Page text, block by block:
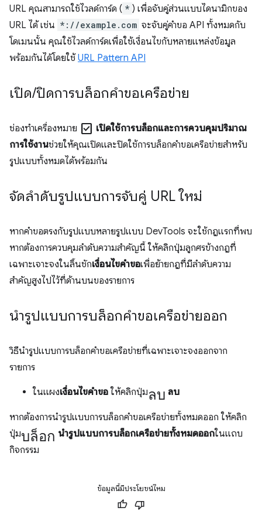
URL คุณสามารถใช้ไวลด์การ์ด ( * ) เพื่อจับคู่ส่วนแบบไดนามิกของ
URL ได้ เช่น *://example.com จะจับคู่คำขอ API ทั้งหมดกับ
โดเมนนั้น คุณใช้ไวลด์การ์ดเพื่อใช้เงื่อนไขกับหลายแหล่งข้อมูล
พร้อมกันได้โดยใช้URL Pattern API
เปิด/ปิดการบล็อกคำขอเครือข่าย
ช่องทำเครื่องหมาย check_box เปิดใช้การบล็อกและการควบคุมปริมาณ
การใช้งานช่วยให้คุณเปิดและปิดใช้การบล็อกคำขอเครือข่ายสำหรับ
รูปแบบทั้งหมดได้พร้อมกัน
จัดลําดับรูปแบบการจับคู่ URL ใหม่
หากคำขอตรงกับรูปแบบหลายรูปแบบ DevTools จะใช้กฎแรกที่พบ
หากต้องการควบคุมลำดับความสำคัญนี้ ให้คลิกปุ่มลูกศรข้างกฎที่
เฉพาะเจาะจงในลิ้นชักเงื่อนไขคำขอเพื่อย้ายกฎที่มีลำดับความ
สำคัญสูงไปไว้ที่ด้านบนของรายการ
นำรูปแบบการบล็อกคำขอเครือข่ายออก
วิธีนำรูปแบบการบล็อกคำขอเครือข่ายที่เฉพาะเจาะจงออกจาก
รายการ
ในแผงเงื่อนไขคำขอให้คลิกปุ่มลบ ลบ
หากต้องการนำรูปแบบการบล็อกคำขอเครือข่ายทั้งหมดออก ให้คลิก
ปุ่มบล็อก นำรูปแบบการบล็อกเครือข่ายทั้งหมดออกในแถบ
กิจกรรม
ข้อมูลนี้มีประโยชน์ไหม